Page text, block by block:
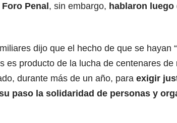
Penal , sin embargo, hablaron
dijo que el hecho de que se hayan
es producto de la lucha de centenares
durante más de un año, para exigir
paso la solidaridad de personas y